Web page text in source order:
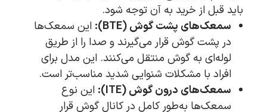
باید قبل از خرید به آن توجه شود.
سمعک‌های پشت گوش (BTE):
این سمعک‌ها
در پشت گوش قرار می‌گیرند و صدا را از طریق
لوله‌ای به گوش منتقل می‌کنند. این مدل برای
افراد با مشکلات شنوایی شدید مناسب‌تر است.
سمعک‌های درون گوش (ITE):
این نوع
سمعک‌ها به‌طور کامل در کانال گوش قرار